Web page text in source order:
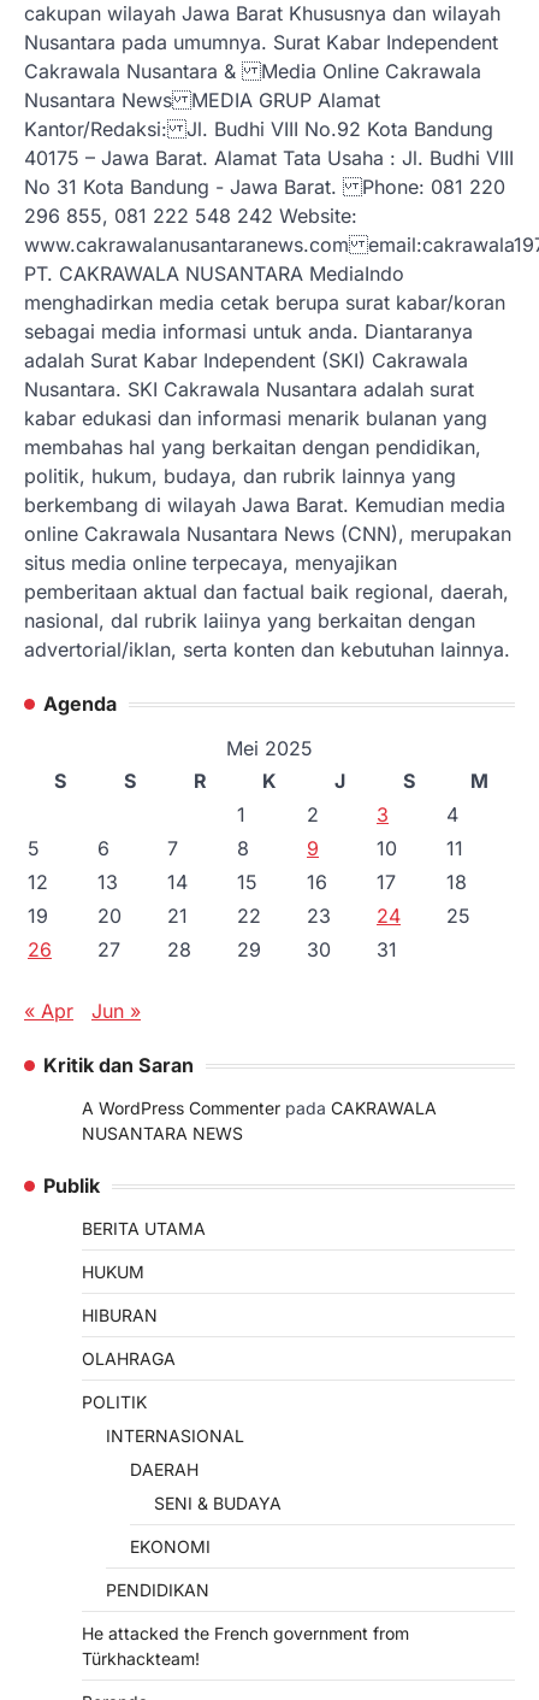
cakupan wilayah Jawa Barat Khususnya dan wilayah
Nusantara pada umumnya. Surat Kabar Independent
Cakrawala Nusantara & Media Online Cakrawala
Nusantara News MEDIA GRUP Alamat
Kantor/Redaksi: Jl. Budhi VIII No.92 Kota Bandung
40175 – Jawa Barat. Alamat Tata Usaha : Jl. Budhi VIII
No 31 Kota Bandung - Jawa Barat. Phone: 081 220
296 855, 081 222 548 242 Website:
www.cakrawalanusantaranews.com
PT. CAKRAWALA NUSANTARA MediaIndo
menghadirkan media cetak berupa surat kabar/koran
sebagai media informasi untuk anda. Diantaranya
adalah Surat Kabar Independent (SKI) Cakrawala
Nusantara. SKI Cakrawala Nusantara adalah surat
kabar edukasi dan informasi menarik bulanan yang
membahas hal yang berkaitan dengan pendidikan,
politik, hukum, budaya, dan rubrik lainnya yang
berkembang di wilayah Jawa Barat. Kemudian media
online Cakrawala Nusantara News (CNN), merupakan
situs media online terpecaya, menyajikan
pemberitaan aktual dan factual baik regional, daerah,
nasional, dal rubrik laiinya yang berkaitan dengan
advertorial/iklan, serta konten dan kebutuhan lainnya.
Agenda
Mei 2025
S
S R K J S
M
1
2 3
4
5
6 7 8 9 10
11
12
13 14 15 16 17
18
19
20 21 22 23 24
25
26
27 28 29 30 31
« Apr Jun »
Kritik dan Saran
A WordPress Commenter pada CAKRAWALA
NUSANTARA NEWS
Publik
BERITA UTAMA
HUKUM
HIBURAN
OLAHRAGA
POLITIK
INTERNASIONAL
DAERAH
SENI & BUDAYA
EKONOMI
PENDIDIKAN
He attacked the French government from
Türkhackteam!